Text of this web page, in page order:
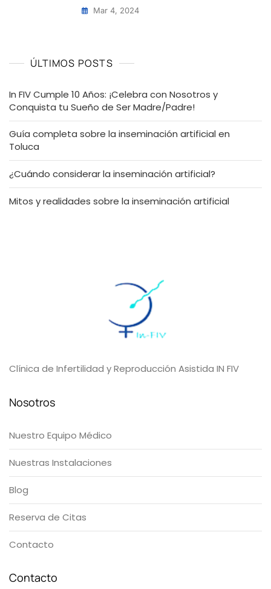
Mar 4, 2024
ÚLTIMOS POSTS
In FIV Cumple 10 Años: ¡Celebra con Nosotros y
Conquista tu Sueño de Ser Madre/Padre!
Guía completa sobre la inseminación artificial en
Toluca
¿Cuándo considerar la inseminación artificial?
Mitos y realidades sobre la inseminación artificial
Clínica de Infertilidad y Reproducción Asistida IN FIV
Nosotros
Nuestro Equipo Médico
Nuestras Instalaciones
Blog
Reserva de Citas
Contacto
Contacto